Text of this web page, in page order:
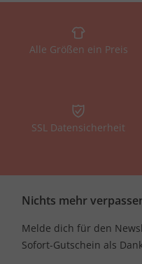
Alle Größen ein Preis
SSL Datensicherheit
Nichts mehr
Melde dich für den
Sofort-Gutschein als